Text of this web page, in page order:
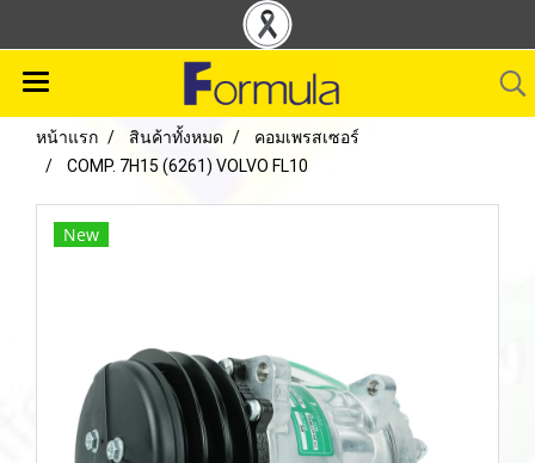
หน้าแรก สินค้าทั้งหมด
คอมเพรสเซอร์
COMP. 7H15 (6261) VOLVO FL10
New